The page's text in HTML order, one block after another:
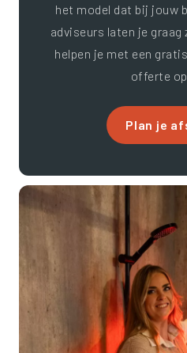
het model dat bij jouw
adviseurs laten je
helpen je met een
offerte
Plan je